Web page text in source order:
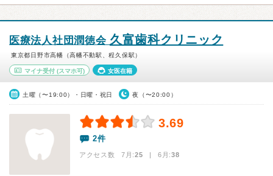
医療法人社団潤徳会 久富歯科クリニック
東京都日野市高幡（高幡不動駅、程久保駅）
マイナ受付 (スマホ可) 女医在籍
土曜（〜19:00）・日曜・祝日 夜（〜20:00）
3.69
2件
アクセス数 7月:25 | 6月:38